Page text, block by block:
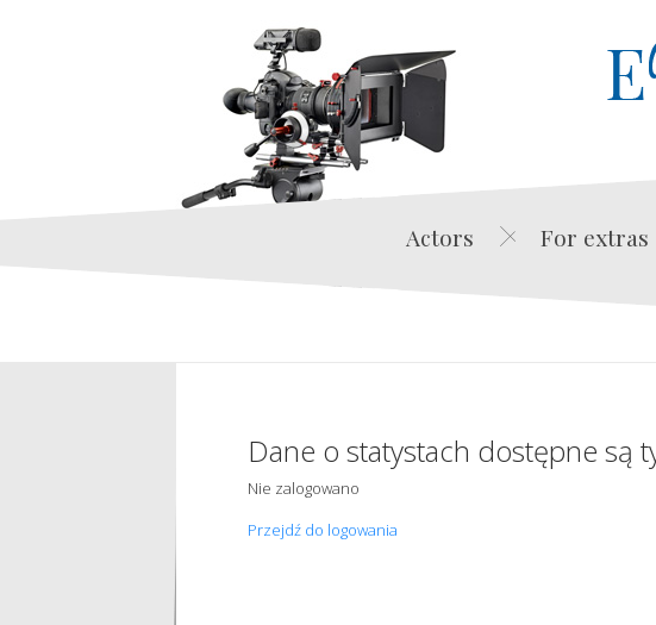
Actors For extras
Dane o statystach dostępne są
Nie zalogowano
Przejdź do logowania